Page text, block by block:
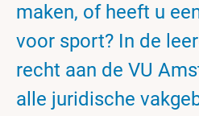
maken, of heeft u
voor sport? In de
recht aan de VU
alle juridische